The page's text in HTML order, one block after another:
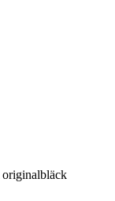
originalbläck